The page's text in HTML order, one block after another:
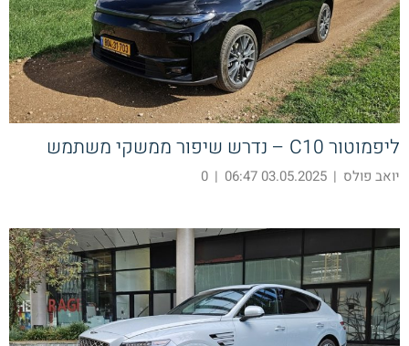
ליפמוטור C10 – נדרש שיפור ממשקי משתמש
יואב פולס |
03.05.2025 06:47
|
0